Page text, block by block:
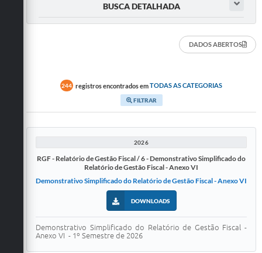
Diários Oficial
Arquivos para Download
Notícias
FAQ / Perguntas e Respostas Frequentes
BUSCA DETALHADA
DADOS ABERTOS
244 registros encontrados emTODAS AS CATEGORIAS
FILTRAR
2026
RGF - Relatório de Gestão Fiscal / 6 - Demonstrativo Simplificado do
Relatório de Gestão Fiscal - Anexo VI
Demonstrativo Simplificado do Relatório de Gestão Fiscal - Anexo VI
DOWNLOADS
Demonstrativo Simplificado do Relatório de Gestão Fiscal -
Anexo VI - 1º Semestre de 2026